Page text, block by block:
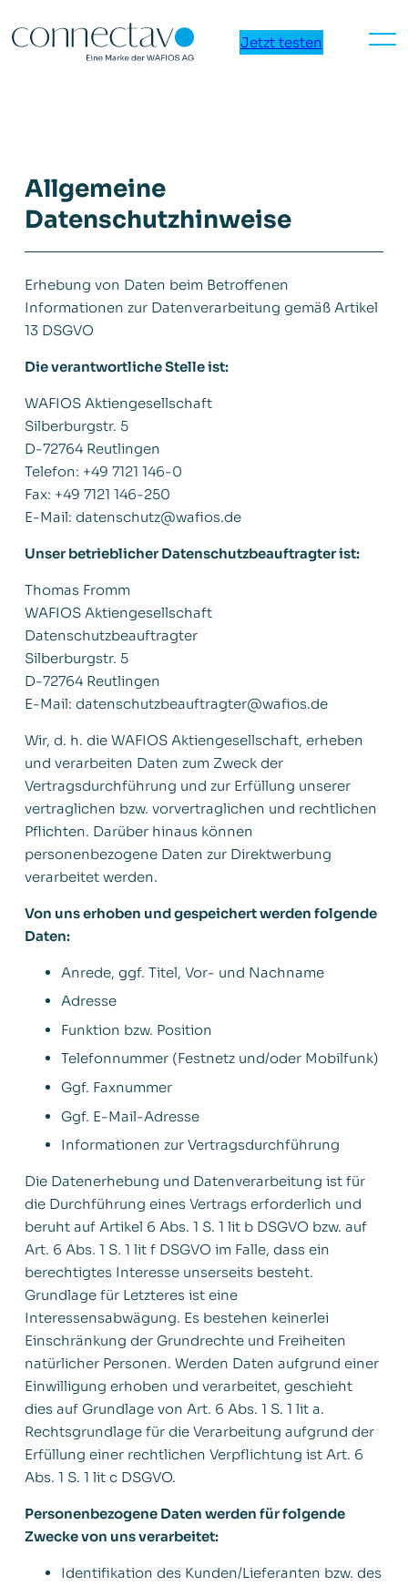
Inhalt
Deutsch
English
Jetzt testen
Allgemeine
Datenschutzhinweise
Erhebung von Daten beim Betroffenen
Informationen zur Datenverarbeitung gemäß Artikel
13 DSGVO
Die verantwortliche Stelle ist:
WAFIOS Aktiengesellschaft
Silberburgstr. 5
D-72764 Reutlingen
Telefon: +49 7121 146-0
Fax: +49 7121 146-250
E-Mail: datenschutz@wafios.de
Unser betrieblicher Datenschutzbeauftragter ist:
Thomas Fromm
WAFIOS Aktiengesellschaft
Datenschutzbeauftragter
Silberburgstr. 5
D-72764 Reutlingen
E-Mail: datenschutzbeauftragter@wafios.de
Wir, d. h. die WAFIOS Aktiengesellschaft, erheben
und verarbeiten Daten zum Zweck der
Vertragsdurchführung und zur Erfüllung unserer
vertraglichen bzw. vorvertraglichen und rechtlichen
Pflichten. Darüber hinaus können
personenbezogene Daten zur Direktwerbung
verarbeitet werden.
Von uns erhoben und gespeichert werden folgende
Daten:
Anrede, ggf. Titel, Vor- und Nachname
Adresse
Funktion bzw. Position
Telefonnummer (Festnetz und/oder Mobilfunk)
Ggf. Faxnummer
Ggf. E-Mail-Adresse
Informationen zur Vertragsdurchführung
Die Datenerhebung und Datenverarbeitung ist für
die Durchführung eines Vertrags erforderlich und
beruht auf Artikel 6 Abs. 1 S. 1 lit b DSGVO bzw. auf
Art. 6 Abs. 1 S. 1 lit f DSGVO im Falle, dass ein
berechtigtes Interesse unserseits besteht.
Grundlage für Letzteres ist eine
Interessensabwägung. Es bestehen keinerlei
Einschränkung der Grundrechte und Freiheiten
natürlicher Personen. Werden Daten aufgrund einer
Einwilligung erhoben und verarbeitet, geschieht
dies auf Grundlage von Art. 6 Abs. 1 S. 1 lit a.
Rechtsgrundlage für die Verarbeitung aufgrund der
Erfüllung einer rechtlichen Verpflichtung ist Art. 6
Abs. 1 S. 1 lit c DSGVO.
Personenbezogene Daten werden für folgende
Zwecke von uns verarbeitet:
Identifikation des Kunden/Lieferanten bzw. des